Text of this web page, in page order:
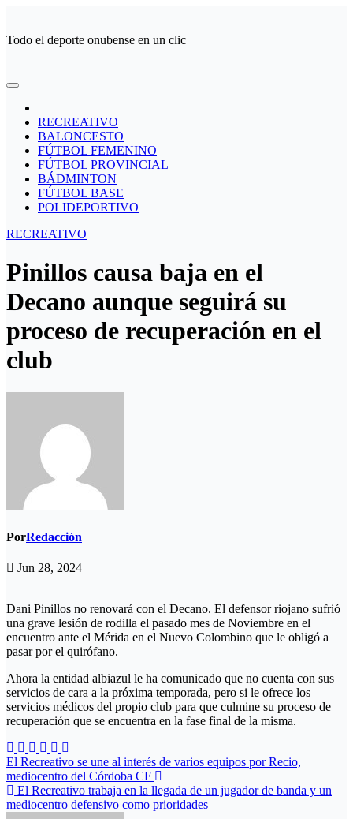
contenido
Todo el deporte onubense en un clic
RECREATIVO
BALONCESTO
FÚTBOL FEMENINO
FÚTBOL PROVINCIAL
BÁDMINTON
FÚTBOL BASE
POLIDEPORTIVO
RECREATIVO
Pinillos causa baja en el
Decano aunque seguirá su
proceso de recuperación en el
club
PorRedacción
Jun 28, 2024
Dani Pinillos no renovará con el Decano. El defensor riojano sufrió
una grave lesión de rodilla el pasado mes de Noviembre en el
encuentro ante el Mérida en el Nuevo Colombino que le obligó a
pasar por el quirófano.
Ahora la entidad albiazul le ha comunicado que no cuenta con sus
servicios de cara a la próxima temporada, pero si le ofrece los
servicios médicos del propio club para que culmine su proceso de
recuperación que se encuentra en la fase final de la misma.
Navegación
de
entradas
El Recreativo se une al interés de varios equipos por Recio,
mediocentro del Córdoba CF
El Recreativo trabaja en la llegada de un jugador de banda y un
mediocentro defensivo como prioridades